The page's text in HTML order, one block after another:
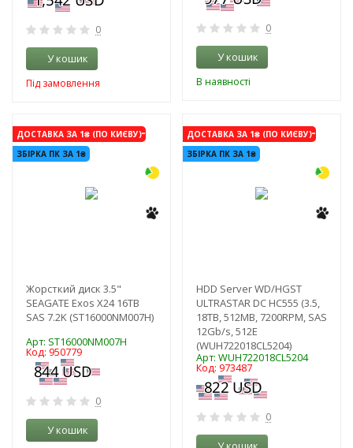
0
У кошик
Під замовлення
0
У кошик
В наявності
ДОСТАВКА ЗА 1₴ (ПО КИЄВУ)
ЗБІРКА ПК ЗА 1₴
-3%
Жорсткий диск 3.5"
SEAGATE Exos X24 16TB
SAS 7.2K (ST16000NM007H)
Арт: ST16000NM007H
Код: 950779
0
У кошик
ДОСТАВКА ЗА 1₴ (ПО КИЄВУ)
ЗБІРКА ПК ЗА 1₴
-3%
HDD Server WD/HGST
ULTRASTAR DC HC555 (3.5,
18TB, 512MB, 7200RPM, SAS
12Gb/s, 512E
(WUH722018CL5204)
Арт: WUH722018CL5204
Код: 973487
0